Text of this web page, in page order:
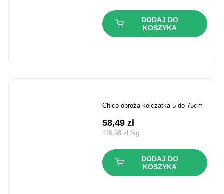
DODAJ DO
KOSZYKA
chico obroża kolczatka 5 do 75cm
58,49zł
116,98 zł /kg
DODAJ DO
KOSZYKA